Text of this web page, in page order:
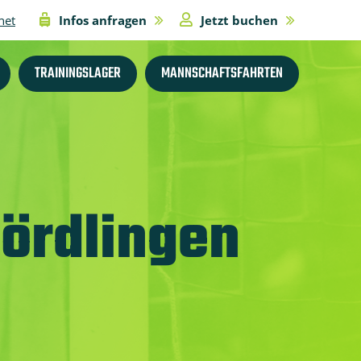
Infos anfragen Jetzt buchen
TRAININGSLAGER MANNSCHAFTSFAHRTEN